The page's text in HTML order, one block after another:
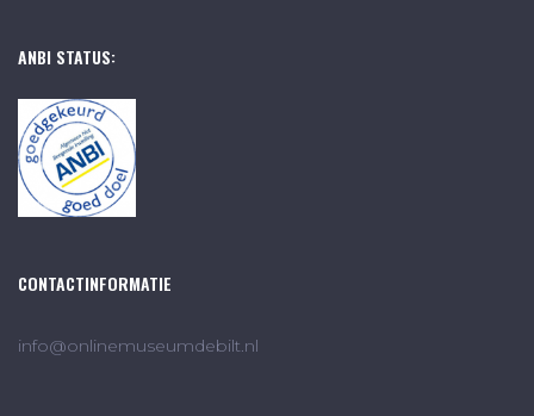
ANBI STATUS:
CONTACTINFORMATIE
info@onlinemuseumdebilt.nl